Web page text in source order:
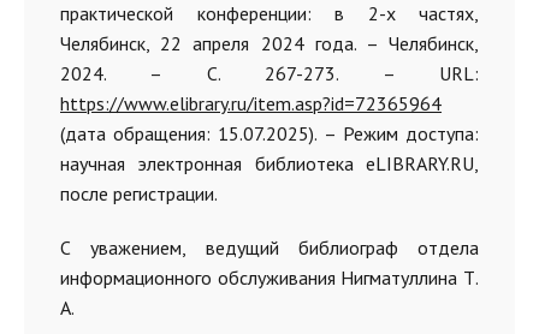
практической конференции: в 2-х частях,
Челябинск, 22 апреля 2024 года. – Челябинск,
2024. – С. 267-273. – URL:
https://www.elibrary.ru/item.asp?id=72365964
(дата обращения: 15.07.2025). – Режим доступа:
научная электронная библиотека eLIBRARY.RU,
после регистрации.
С уважением, ведущий библиограф отдела
информационного обслуживания Нигматуллина Т.
А.